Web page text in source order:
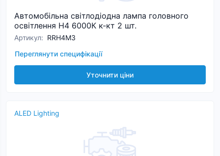
Автомобільна світлодіодна лампа головного
освітлення H4 6000К к-кт 2 шт.
Артикул: RRH4M3
Переглянути специфікації
Уточнити ціни
ALED Lighting